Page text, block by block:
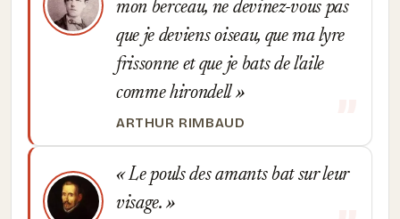
mon berceau, ne devinez-vous pas
que je deviens oiseau, que ma lyre
frissonne et que je bats de l'aile
comme hirondell
ARTHUR RIMBAUD
Le pouls des amants bat sur leur
visage.